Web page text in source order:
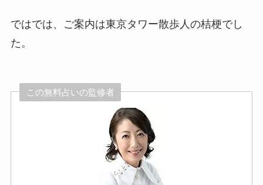
ではでは、ご案内は東京タワー散歩人の桔梗でし
た。
この無料占いの監修者